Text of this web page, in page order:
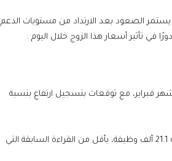
يستمر الصعود بعد الارتداد من مستويات الدعم
في تأثير أسعار هذا الزوج خلال اليوم :
فبراير، مع توقعات بتسجيل ارتفاع بنسبة
كما من المتوقع أن يصدر مؤشر التوظيف في كندا خلال شهر فبراير بقيمة 21.1 ألف وظيفة، بأقل من القراءة السابقة التي